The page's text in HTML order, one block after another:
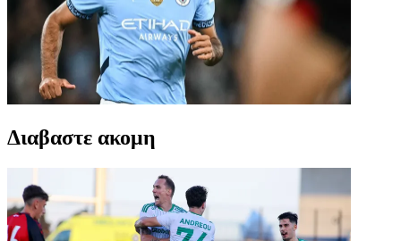
Διαβαστε ακομη